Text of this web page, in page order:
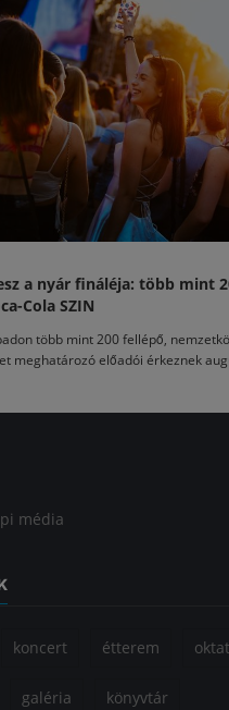
a nyár fináléja: több mint
Cola SZIN
több mint 200 fellépő,
meghatározó előadói érkeznek
média
koncert étterem
galéria könyvtár